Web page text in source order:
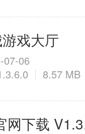
戏大厅
07-06
8.57 MB
网下载